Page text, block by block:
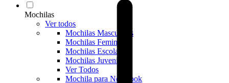
Mochilas
Ver todos
Mochilas Masculinas
Mochilas Femininas
Mochilas Escolares
Mochilas Juvenis
Ver Todos
Mochila para Notebook